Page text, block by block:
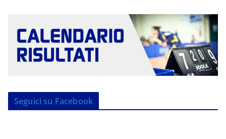
Seguici su Facebook